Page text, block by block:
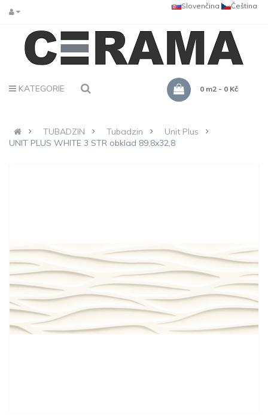
Čeština
Slovenčina
KATEGORIE 0 m2 - 0 Kč
TUBADZIN Tubadzin
Unit Plus
UNIT PLUS WHITE 3 STR obklad 89,8x32,8